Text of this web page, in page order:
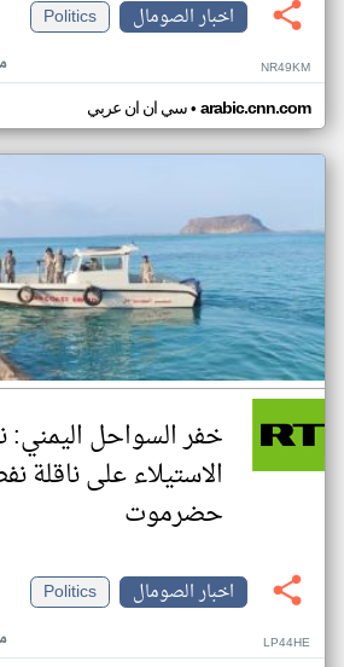
اخبار الصومال
Politics
NR49KM
سي ان ان عربي• arabic.cnn.com
خفر السواحل اليمني:
الاستيلاء على ناقلة
حضرموت
اخبار الصومال
Politics
LP44HE